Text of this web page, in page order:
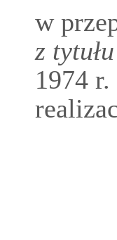
w
z
1974